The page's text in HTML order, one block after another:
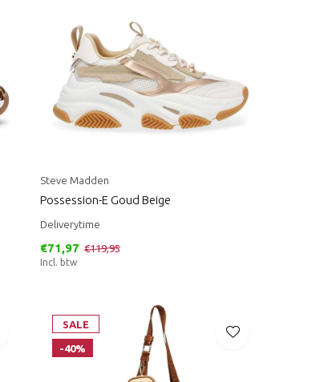
Steve Madden
Possession-E Goud Beige
Deliverytime
€71,97 €119,95
Incl. btw
SALE
-40%